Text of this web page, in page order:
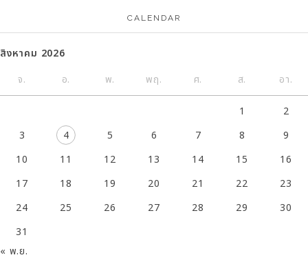
CALENDAR
สิงหาคม 2026
จ.
อ. พ. พฤ. ศ. ส. อา.
1
2
3
4 5 6 7 8
9
10
11 12 13 14 15
16
17
18 19 20 21 22
23
24
25 26 27 28 29
30
31
« พ.ย.